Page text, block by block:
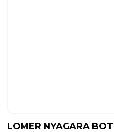
LOMER NYAGARA BOT